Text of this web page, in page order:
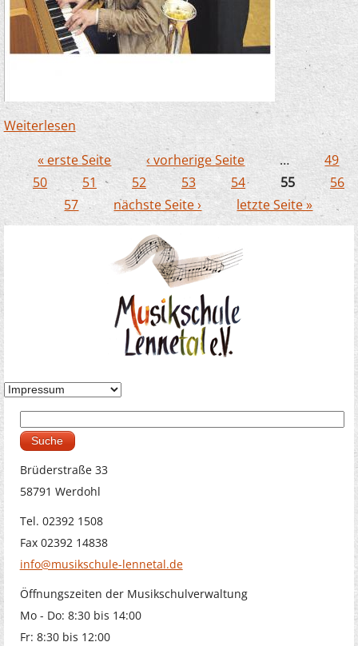
Weiterlesen über Musikschule bedankt sich für 3 000-
Euro-Spende der Sparkasse
Seiten
« erste Seite ‹ vorherige Seite …
49
50
51 52 53 54 55
56
57
nächste Seite › letzte Seite »
Suchformular
Brüderstraße 33
58791 Werdohl
Tel. 02392 1508
Fax 02392 14838
info@musikschule-lennetal.de
Öffnungszeiten der Musikschulverwaltung
Mo - Do: 8:30 bis 14:00
Fr: 8:30 bis 12:00